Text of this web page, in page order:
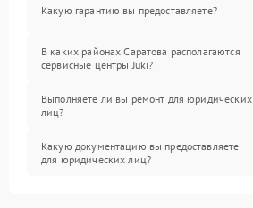
Какую гарантию вы предоставляете?
В каких районах Саратова располагаются
сервисные центры Juki?
Выполняете ли вы ремонт для юридических
лиц?
Какую документацию вы предоставляете
для юридических лиц?